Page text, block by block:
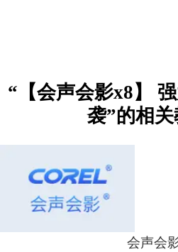
“【会声会影x8】
袭”的相关
会声会